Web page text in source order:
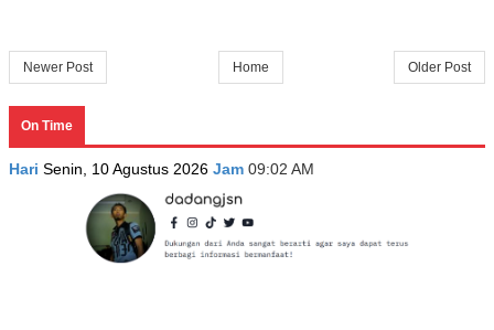
Newer Post Older Post
Home
On Time
Hari Senin, 10 Agustus 2026 Jam 09:02 AM